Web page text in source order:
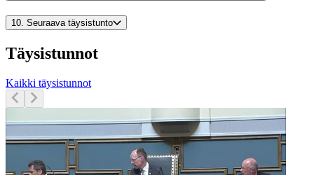
10. Seuraava täysistunto
Täysistunnot
Kaikki täysistunnot